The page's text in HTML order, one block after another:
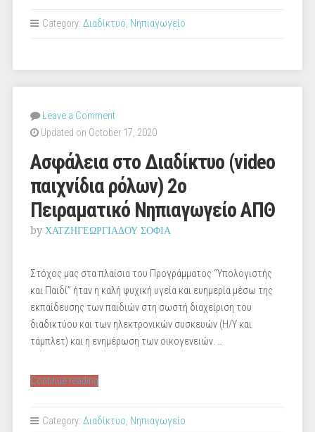
διαδίκτυο
παιδιών)
2ο
Νηπιαγωγείο
ΑΠΘ”
Category: Διαδίκτυο, Νηπιαγωγείο
Leave a Comment
Updated on October 17, 2020
Ασφάλεια στο Διαδίκτυο (video
παιχνίδια ρόλων) 2ο
Πειραματικό Νηπιαγωγείο ΑΠΘ
by ΧΑΤΖΗΓΕΩΡΓΙΑΔΟΥ ΣΟΦΙΑ
Στόχος μας στα πλαίσια του Προγράμματος “Υπολογιστής
και Παιδί” ήταν η καλή ψυχική υγεία και ευημερία μέσω της
εκπαίδευσης των παιδιών στη σωστή διαχείριση του
διαδικτύου και των ηλεκτρονικών συσκευών (Η/Υ και
τάμπλετ) και η ενημέρωση των οικογενειών. …
Continue reading“Ασφάλεια
Διαδίκτυο
Category: Διαδίκτυο, Νηπιαγωγείο